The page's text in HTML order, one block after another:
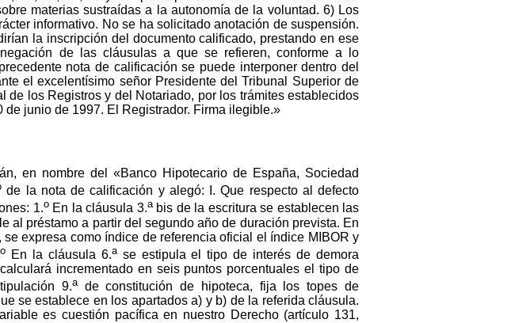
materias sustraídas a la autonomía de la voluntad. 6) Los
informativo. No se ha solicitado anotación de suspensión.
la inscripción del documento calificado, prestando en ese
de las cláusulas a que se refieren, conforme a lo
nota de calificación se puede interponer dentro del
el excelentísimo señor Presidente del Tribunal Superior de
los Registros y del Notariado, por los trámites establecidos
junio de 1997. El Registrador. Firma ilegible.»
en nombre del «Banco Hipotecario de España, Sociedad
de la nota de calificación y alegó: I. Que respecto al defecto
1.o En la cláusula 3.a bis de la escritura se establecen las
al préstamo a partir del segundo año de duración prevista. En
expresa como índice de referencia oficial el índice MIBOR y
o En la cláusula 6.a se estipula el tipo de interés de demora
incrementado en seis puntos porcentuales el tipo de
9.a de constitución de hipoteca, fija los topes de
se establece en los apartados a) y b) de la referida cláusula.
es cuestión pacífica en nuestro Derecho (artículo 131,